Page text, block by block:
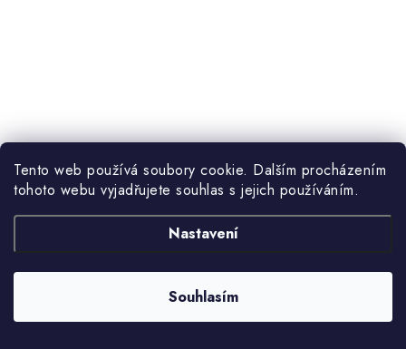
Tento web používá soubory cookie. Dalším procházením
tohoto webu vyjadřujete souhlas s jejich používáním.
Nastavení
Souhlasím